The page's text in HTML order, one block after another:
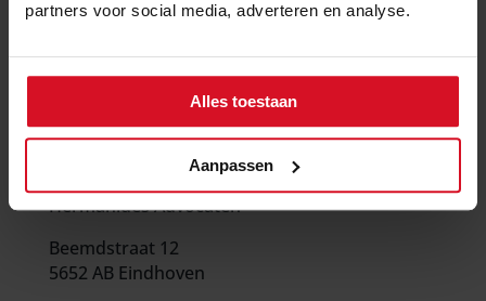
partners voor social media, adverteren en analyse.
Alles toestaan
Aanpassen
Hermanides Advocaten
Beemdstraat 12
5652 AB Eindhoven